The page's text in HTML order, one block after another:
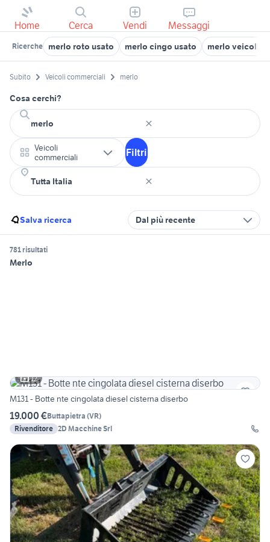
Home Cerca Vendi Messaggi
Ricerche merlo roto usato merlo cingo usato merlo veicoli
Subito Veicoli commerciali merlo
Cosa cerchi?
Veicoli
commerciali
Filtri
Salva ricerca Dal più recente
781 risultati
Merlo
12
M131 - Botte nte cingolata diesel cisterna diserbo
19.000 €Buttapietra (VR)
Rivenditore 2D Macchine Srl